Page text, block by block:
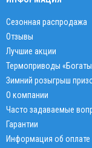
Сезонная распродажа
Отзывы
Лучшие акции
Термоприводы
Зимний розыгрыш
О компании
Часто задаваемые
Гарантии
Информация об оплате